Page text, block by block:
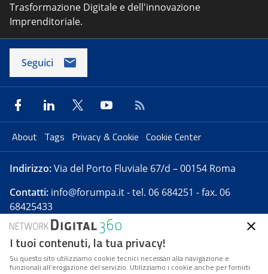
Trasformazione Digitale e dell'innovazione
Imprenditoriale.
Seguici
About Tags Privacy & Cookie Cookie Center
Indirizzo:Via del Porto Fluviale 67/d – 00154 Roma
Contatti: info@forumpa.it- tel. 06 684251 - fax. 06
68425433
Forumpa.itè una pubblicazione telematica iscritta
presso Registro della stampa del Tribunale di Roma -
Reg. n. 182 del 2 maggio 2008 - Direttore resp. Michela
I tuoi contenuti, la tua privacy!
Su questo sito utilizziamo cookie tecnici necessari alla navigazione e
funzionali all’erogazione del servizio. Utilizziamo i cookie anche per fornirti